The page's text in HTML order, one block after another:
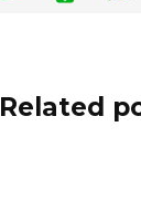
Related